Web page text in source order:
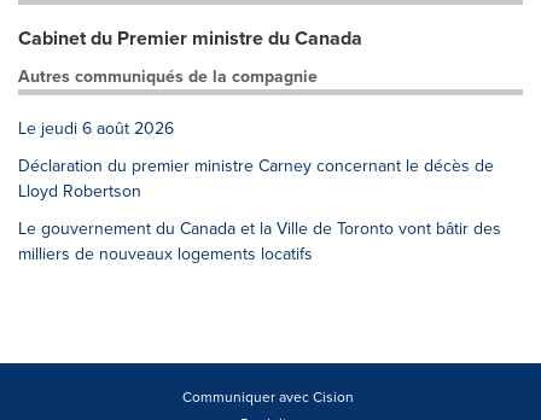
Cabinet du Premier ministre du Canada
Autres communiqués de la compagnie
Le jeudi 6 août 2026
Déclaration du premier ministre Carney concernant le décès de
Lloyd Robertson
Le gouvernement du Canada et la Ville de Toronto vont bâtir des
milliers de nouveaux logements locatifs
Communiquer avec Cision